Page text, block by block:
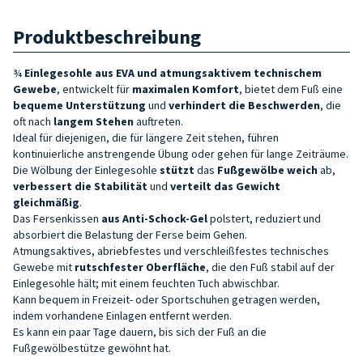
Produktbeschreibung
¾ Einlegesohle aus EVA und atmungsaktivem technischem
Gewebe, entwickelt für maximalen Komfort, bietet dem Fuß eine
bequeme Unterstützung und verhindert die Beschwerden, die
oft nach langem Stehen auftreten.
Ideal für diejenigen, die für längere Zeit stehen, führen
kontinuierliche anstrengende Übung oder gehen für lange Zeiträume.
Die Wölbung der Einlegesohle stützt das Fußgewölbe weich ab,
verbessert die Stabilität und verteilt das Gewicht
gleichmäßig.
Das Fersenkissen aus Anti-Schock-Gelpolstert, reduziert und
absorbiert die Belastung der Ferse beim Gehen.
Atmungsaktives, abriebfestes und verschleißfestes technisches
Gewebe mit rutschfester Oberfläche, die den Fuß stabil auf der
Einlegesohle hält; mit einem feuchten Tuch abwischbar.
Kann bequem in Freizeit- oder Sportschuhen getragen werden,
indem vorhandene Einlagen entfernt werden.
Es kann ein paar Tage dauern, bis sich der Fuß an die
Fußgewölbestütze gewöhnt hat.